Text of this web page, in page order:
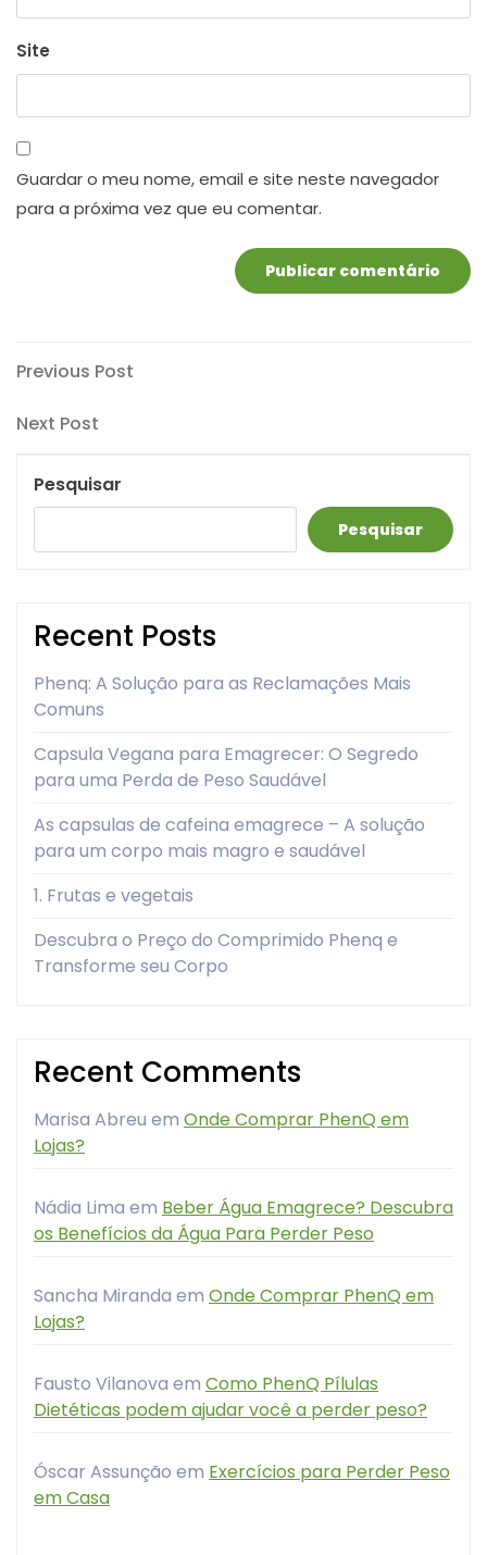
Site
Guardar o meu nome, email e site neste navegador
para a próxima vez que eu comentar.
Navegação
de
artigos
Previous
Previous Post
Next
Next Post
Pesquisar
Pesquisar
Recent Posts
Phenq: A Solução para as Reclamações Mais
Comuns
Capsula Vegana para Emagrecer: O Segredo
para uma Perda de Peso Saudável
As capsulas de cafeina emagrece – A solução
para um corpo mais magro e saudável
1. Frutas e vegetais
Descubra o Preço do Comprimido Phenq e
Transforme seu Corpo
Recent Comments
Marisa Abreu em Onde Comprar PhenQ em
Lojas?
Nádia Lima em Beber Água Emagrece? Descubra
os Benefícios da Água Para Perder Peso
Sancha Miranda em Onde Comprar PhenQ em
Lojas?
Fausto Vilanova em Como PhenQ Pílulas
Dietéticas podem ajudar você a perder peso?
Óscar Assunção em Exercícios para Perder Peso
em Casa